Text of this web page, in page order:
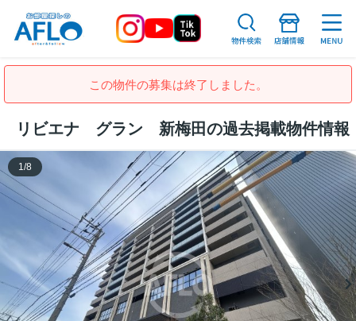
この物件の募集は終了しました。
リビエナ グラン 新梅田の過去掲載物件情報
1 /8